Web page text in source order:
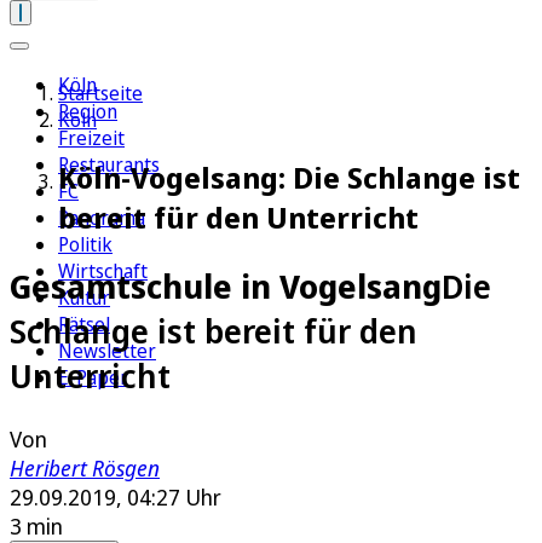
Köln
Region
Freizeit
Restaurants
FC
Panorama
Politik
Wirtschaft
Kultur
Rätsel
Newsletter
E-Paper
Startseite
Köln
Köln-Vogelsang: Die Schlange ist
bereit für den Unterricht
Gesamtschule in VogelsangDie
Schlange ist bereit für den
Unterricht
Von
Heribert Rösgen
29.09.2019, 04:27 Uhr
3 min